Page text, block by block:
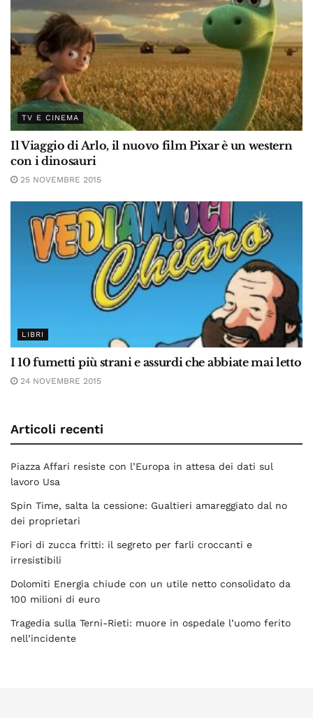
TV E CINEMA
Il Viaggio di Arlo, il nuovo film Pixar è un western
con i dinosauri
25 NOVEMBRE 2015
LIBRI
I 10 fumetti più strani e assurdi che abbiate mai letto
24 NOVEMBRE 2015
Articoli recenti
Piazza Affari resiste con l’Europa in attesa dei dati sul
lavoro Usa
Spin Time, salta la cessione: Gualtieri amareggiato dal no
dei proprietari
Fiori di zucca fritti: il segreto per farli croccanti e
irresistibili
Dolomiti Energia chiude con un utile netto consolidato da
100 milioni di euro
Tragedia sulla Terni-Rieti: muore in ospedale l’uomo ferito
nell’incidente